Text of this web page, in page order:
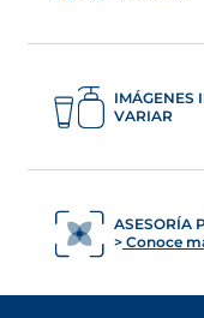
IMÁGENES
VARIAR
ASESORÍA
Conoce